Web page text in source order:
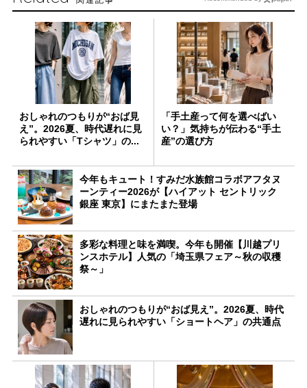
おしゃれのつもりが“おば見
え”。2026夏、時代遅れに見
られやすい「Tシャツ」の...
「手土産って何を選べばい
い？」気持ちが伝わる“手土
産”の選び方
今年もキュート！すみだ水族館コラボアフタヌ
ーンティー2026が【ハイアット セントリック
銀座 東京】にまたまた登場
多彩な料理と味を満喫。今年も開催【川越プリ
ンスホテル】人気の「埼玉県フェア～秋の収穫
祭～」
おしゃれのつもりが“おば見え”。2026夏、時代
遅れに見られやすい「ショートヘア」の共通点